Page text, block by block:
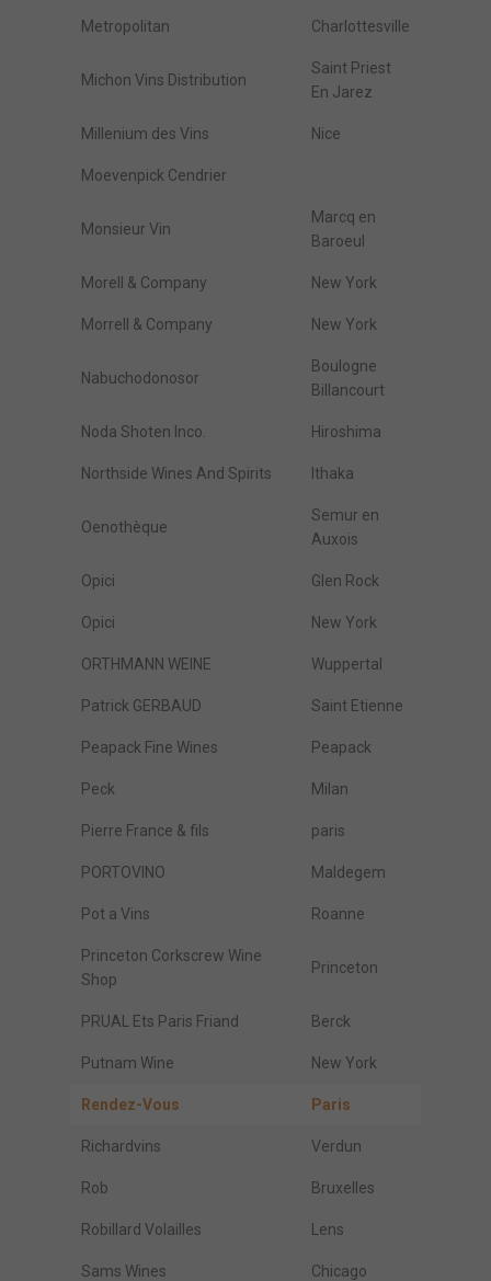
Metropolitan Charlottesville
Michon Vins Distribution
Saint Priest
En Jarez
Millenium des Vins Nice
Moevenpick Cendrier
Monsieur Vin
Marcq en
Baroeul
Morell & Company New York
Morrell & Company New York
Nabuchodonosor
Boulogne
Billancourt
Noda Shoten Inco. Hiroshima
Northside Wines And Spirits Ithaka
Oenothèque
Semur en
Auxois
Opici Glen Rock
Opici New York
ORTHMANN WEINE Wuppertal
Patrick GERBAUD Saint Etienne
Peapack Fine Wines Peapack
Peck Milan
Pierre France & fils paris
PORTOVINO Maldegem
Pot a Vins Roanne
Princeton Corkscrew Wine
Shop
Princeton
PRUAL Ets Paris Friand Berck
Putnam Wine New York
Rendez-Vous Paris
Richardvins Verdun
Rob Bruxelles
Robillard Volailles Lens
Sams Wines Chicago